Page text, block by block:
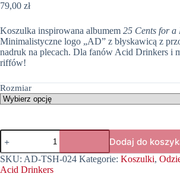
79,00 zł
Koszulka inspirowana albumem 25 Cents for a
Minimalistyczne logo „AD” z błyskawicą z
nadruk na plecach. Dla fanów Acid Drinkers i
riffów!
Rozmiar
ilość
Damska
koszulka
Acid
Drinkers
Dodaj do
SKU: AD-TSH-024 Kategorie: Koszulki,
Acid Drinkers